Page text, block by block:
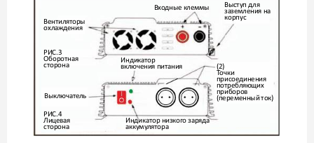
Выступ для
Входные клеммы
заземления на
корпус
Вентиляторы
охлаждения
РИС.3
Оборотная
Индикатор
сторона включения питания
(2)
Точки
присоединения
потребляющих
приборов
Выключатель (переменный ток)
РИС.4
Лицевая
Индикатор низкого заряда
сторона аккумулятора